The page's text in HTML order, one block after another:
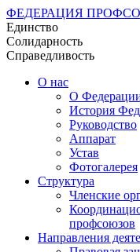
ФЕДЕРАЦИЯ
Единство
Солидарность
Справедливость
О нас
О
История
Руководство
Аппарат
Устав
Фотогалерея
Структура
Членские
профсоюзов
Направления